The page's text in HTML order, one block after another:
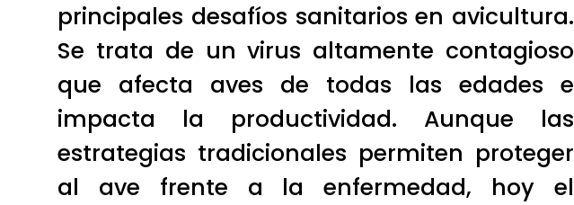
principales desafíos sanitarios en avicultura.
Se trata de un virus altamente contagioso
que afecta aves de todas las edades e
impacta la productividad. Aunque las
estrategias tradicionales permiten proteger
al ave frente a la enfermedad, hoy el